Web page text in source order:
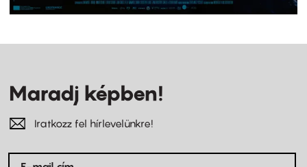
Maradj képben!
Iratkozz fel hírlevelünkre!